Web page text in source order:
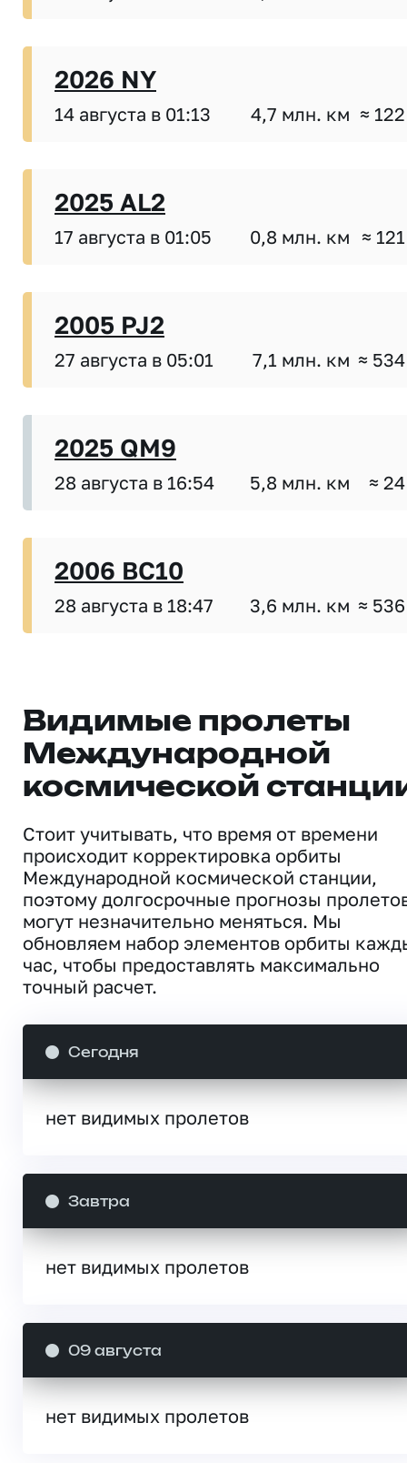
2026 NY
14 августа в 01:13 4,7 млн. км ≈
2025 AL2
17 августа в 01:05 0,8 млн. км ≈
2005 PJ2
27 августа в 05:01 7,1 млн. км ≈
2025 QM9
28 августа в 16:54 5,8 млн. км ≈
2006 BC10
28 августа в 18:47 3,6 млн. км ≈
Видимые пролеты
Международной
космической
Стоит учитывать, что время от времени
происходит корректировка орбиты
Международной космической станции,
поэтому долгосрочные прогнозы
могут незначительно меняться. Мы
обновляем набор элементов орбиты
час, чтобы предоставлять максимально
точный расчет.
Сегодня
нет видимых пролетов
Завтра
нет видимых пролетов
09 августа
нет видимых пролетов